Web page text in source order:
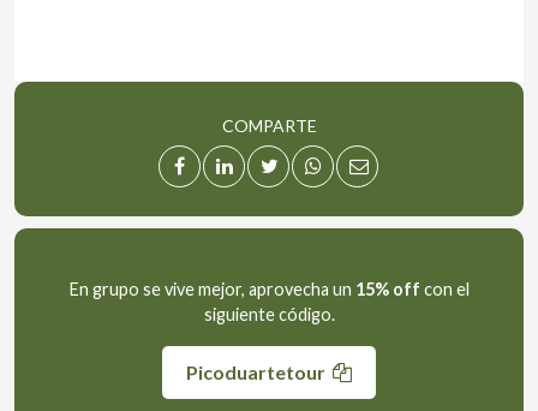
COMPARTE
En grupo se vive mejor, aprovecha un 15% off con el
siguiente código.
Picoduartetour